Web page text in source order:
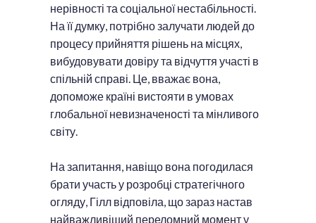
нерівності та соціальної нестабільності.
На її думку, потрібно залучати людей до
процесу прийняття рішень на місцях,
вибудовувати довіру та відчуття участі в
спільній справі. Це, вважає вона,
допоможе країні вистояти в умовах
глобальної невизначеності та мінливого
світу.
На запитання, навіщо вона погодилася
брати участь у розробці стратегічного
огляду, Гілл відповіла, що зараз настав
найважливіший переломний момент у